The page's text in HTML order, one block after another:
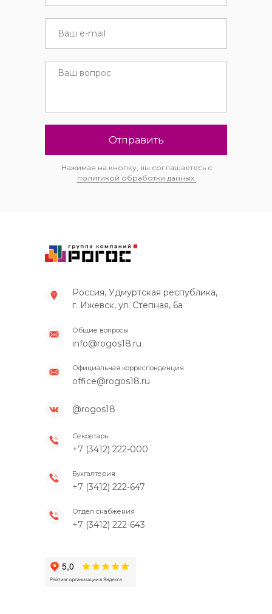
Отправить
Нажимая на кнопку, вы соглашаетесь с
политикой обработки данных.
Россия, Удмуртская республика,
г. Ижевск, ул. Степная, 6а
@rogos18
info@rogos18.ru
+7 (3412) 222-000
+7 (3412) 222-647
+7 (3412) 222-643
Секретарь
Общие вопросы
office@rogos18.ru
Официальная корреспонденция
Бухгалтерия
Отдел снабжения